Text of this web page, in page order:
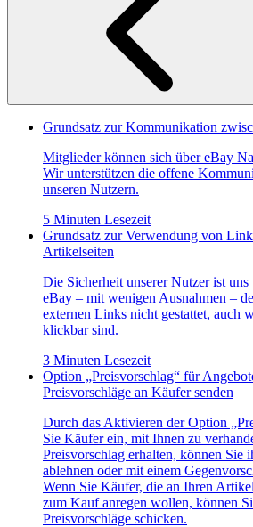
Grundsatz zur Kommunikation
Mitglieder können sich über eBay
Wir unterstützen die offene
unseren Nutzern.
5 Minuten Lesezeit
Grundsatz zur Verwendung von
Artikelseiten
Die Sicherheit unserer Nutzer ist
eBay – mit wenigen Ausnahmen –
externen Links nicht gestattet, auch
klickbar sind.
3 Minuten Lesezeit
Option „Preisvorschlag“ für
Preisvorschläge an Käufer senden
Durch das Aktivieren der Option
Sie Käufer ein, mit Ihnen zu
Preisvorschlag erhalten, können Sie
ablehnen oder mit einem
Wenn Sie Käufer, die an Ihren
zum Kauf anregen wollen, können
Preisvorschläge schicken.